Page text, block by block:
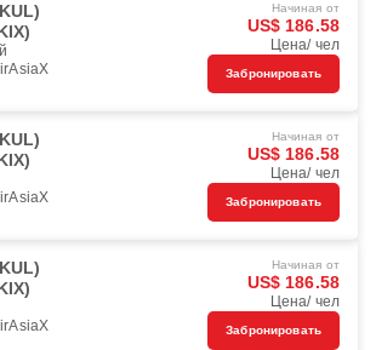
Начиная от
US$ 186.58
Цена/ чел
Забронировать
Начиная от
US$ 186.58
Цена/ чел
Забронировать
Начиная от
US$ 186.58
Цена/ чел
Забронировать